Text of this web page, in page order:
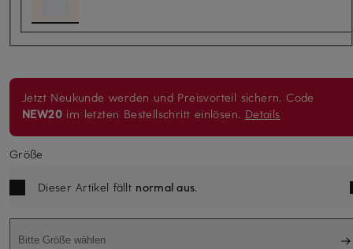
Jetzt Neukunde werden und Preisvorteil sichern. Code
NEW20 im letzten Bestellschritt einlösen. Details
Größe
Dieser Artikel fällt normal aus.
Bitte Größe wählen